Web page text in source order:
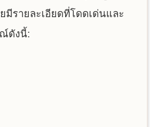
มีรายละเอียดที่โดดเด่นและ
ดังนี้: